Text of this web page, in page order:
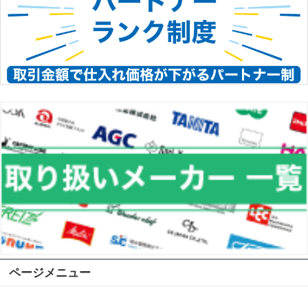
ページメニュー